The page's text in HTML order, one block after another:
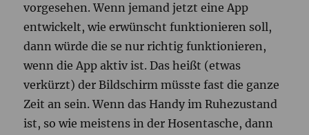
vorgesehen. Wenn jemand jetzt eine App
entwickelt, wie erwünscht funktionieren soll,
dann würde die se nur richtig funktionieren,
wenn die App aktiv ist. Das heißt (etwas
verkürzt) der Bildschirm müsste fast die ganze
Zeit an sein. Wenn das Handy im Ruhezustand
ist, so wie meistens in der Hosentasche, dann